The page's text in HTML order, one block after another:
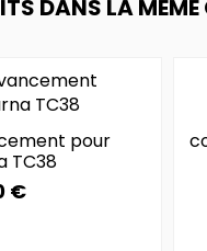
DANS LA
pour
TC38
€